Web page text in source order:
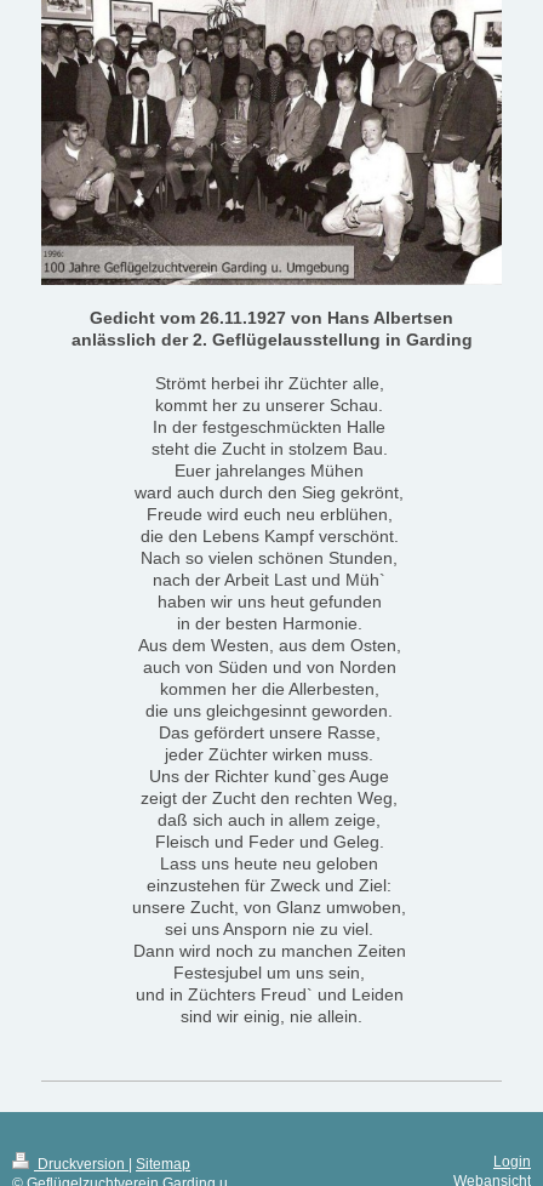
Gedicht vom 26.11.1927 von Hans Albertsen
anlässlich der 2. Geflügelausstellung in Garding
Strömt herbei ihr Züchter alle,
kommt her zu unserer Schau.
In der festgeschmückten Halle
steht die Zucht in stolzem Bau.
Euer jahrelanges Mühen
ward auch durch den Sieg gekrönt,
Freude wird euch neu erblühen,
die den Lebens Kampf verschönt.
Nach so vielen schönen Stunden,
nach der Arbeit Last und Müh`
haben wir uns heut gefunden
in der besten Harmonie.
Aus dem Westen, aus dem Osten,
auch von Süden und von Norden
kommen her die Allerbesten,
die uns gleichgesinnt geworden.
Das gefördert unsere Rasse,
jeder Züchter wirken muss.
Uns der Richter kund`ges Auge
zeigt der Zucht den rechten Weg,
daß sich auch in allem zeige,
Fleisch und Feder und Geleg.
Lass uns heute neu geloben
einzustehen für Zweck und Ziel:
unsere Zucht, von Glanz umwoben,
sei uns Ansporn nie zu viel.
Dann wird noch zu manchen Zeiten
Festesjubel um uns sein,
und in Züchters Freud` und Leiden
sind wir einig, nie allein.
Druckversion
Sitemap
Login
Webansicht